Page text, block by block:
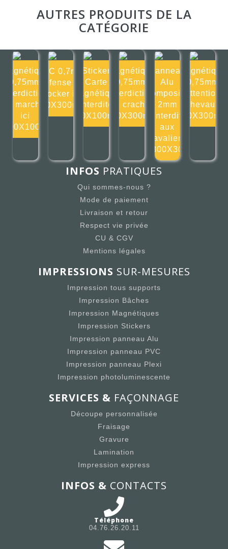
AUTRES PRODUITS DE LA
CATÉGORIE
Magnétique
0,75mm
Interdiction
de marcher
ici
100X100m
PVC 0,7mm
Défense de
stocker ici
300X300mm
Sticker
Carte
magnétique
interdite
100X100mm
Magnétique
0,75mm
Interdiction
de cracher
300X300mm
Panneau
Alu
composite
2mm
Interdit
aux
cavaliers
300X30
Magnétique
0,75mm
Attention
chevaux
300X300mm
INFOS PRATIQUES
Qui sommes-nous ?
Mode de paiement
Livraison et retour
Respect vie privée
CU & CGV
Mentions légales
IMPRESSIONS SUR-MESURES
Impression tous supports
Impression Bâches
Impression Magnétiques
Impression Stickers
Impression panneau Alu
Impression panneau PVC
Impression panneau Plexi
Impression photoluminescente
SERVICES & FAÇONNAGE
Découpe personnalisée
Fraisage
Gravure
Lamination
Impression express
INFOS & CONTACTS
Téléphone
04.76.26.20.11